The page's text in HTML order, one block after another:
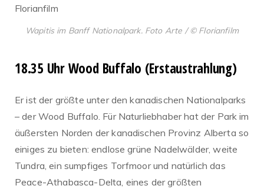
Wapitis im Banff Nationalpark. Foto Arte / © Florianfilm
18.35 Uhr Wood Buffalo (Erstaustrahlung)
Er ist der größte unter den kanadischen Nationalparks
– der Wood Buffalo. Für Naturliebhaber hat der Park im
äußersten Norden der kanadischen Provinz Alberta so
einiges zu bieten: endlose grüne Nadelwälder, weite
Tundra, ein sumpfiges Torfmoor und natürlich das
Peace-Athabasca-Delta, eines der größten